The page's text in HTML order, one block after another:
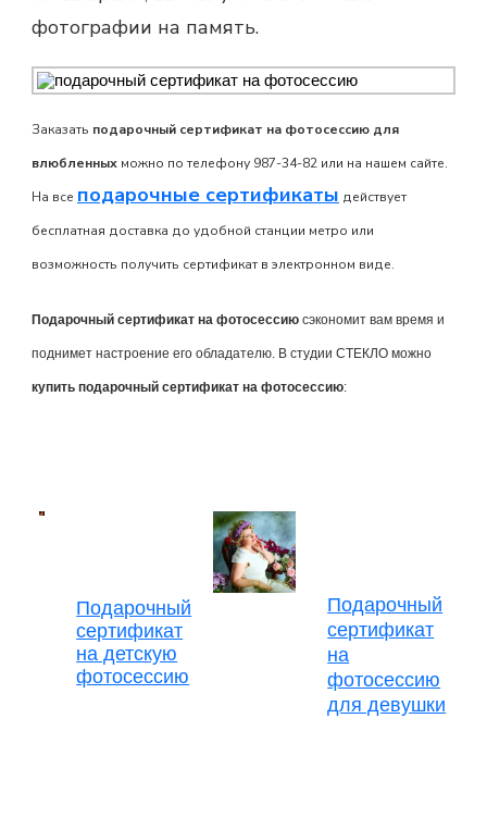
фотографии на память.
Заказать подарочный сертификат на фотосессию для
влюбленных можно по телефону 987-34-82 или на нашем сайте.
На все подарочные сертификаты действует
бесплатная доставка до удобной станции метро или
возможность получить сертификат в электронном виде.
Подарочный сертификат на фотосессию сэкономит вам время и
поднимет настроение его обладателю. В студии СТЕКЛО можно
купить подарочный сертификат на фотосессию:
Подарочный
сертификат
на детскую
фотосессию
Подарочный
сертификат
на
фотосессию
для девушки